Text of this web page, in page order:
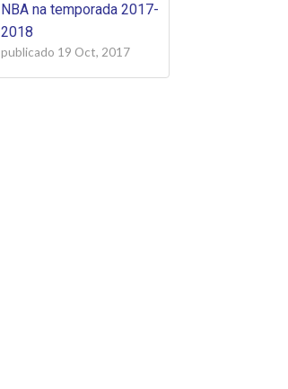
NBA na temporada 2017-
2018
publicado 19 Oct, 2017